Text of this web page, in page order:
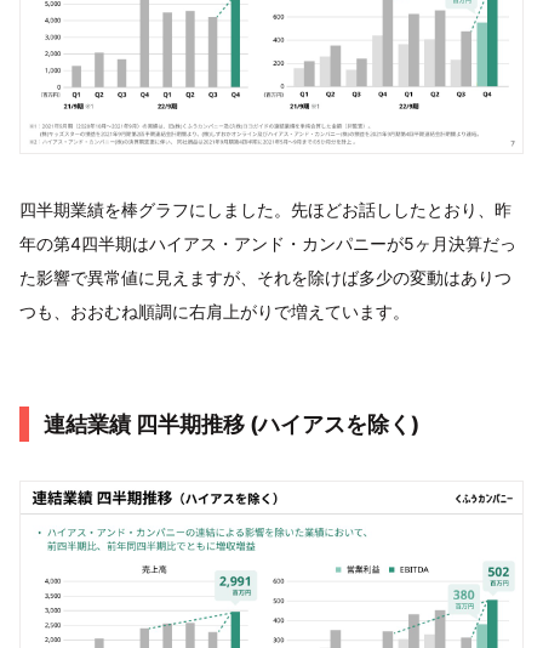
四半期業績を棒グラフにしました。先ほどお話ししたとおり、昨
年の第4四半期はハイアス・アンド・カンパニーが5ヶ月決算だっ
た影響で異常値に見えますが、それを除けば多少の変動はありつ
つも、おおむね順調に右肩上がりで増えています。
連結業績 四半期推移 (ハイアスを除く)